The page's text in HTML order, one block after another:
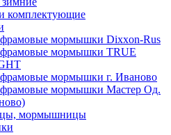
комплектующие
мормышки Dixxon-Rus
мормышки TRUE
мормышки г. Иваново
мормышки Мастер Од.
мормышницы